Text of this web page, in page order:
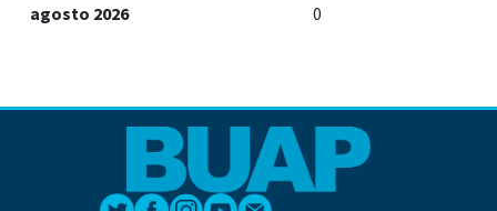
agosto 2026 0